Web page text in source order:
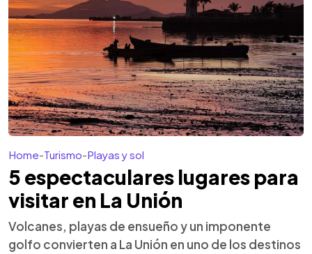
Home-Turismo-Playas y sol
5 espectaculares lugares para
visitar en La Unión
Volcanes, playas de ensueño y un imponente
golfo convierten a La Unión en uno de los destinos